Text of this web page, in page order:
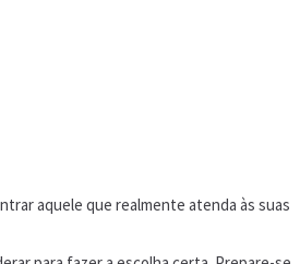
aquele que realmente atenda às suas